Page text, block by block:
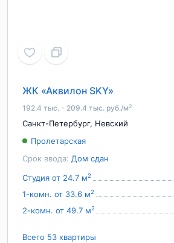
ЖК «Аквилон SKY»
192.4 тыс. - 209.4 тыс. руб./м2
Санкт-Петербург, Невский
Срок ввода: Дом сдан
Пролетарская
Студия от 24.7 м2
1-комн. от 33.6 м2
2-комн. от 49.7 м2
Всего 53 квартиры